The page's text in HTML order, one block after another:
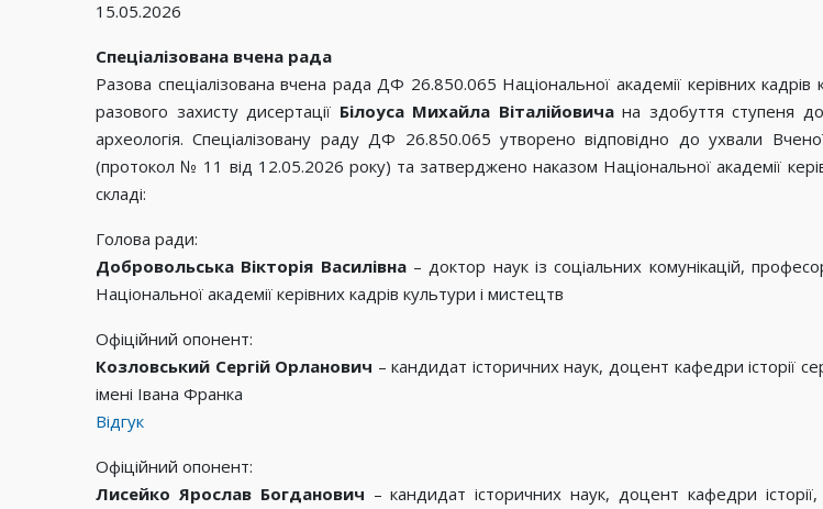
15.05.2026
Спеціалізована вчена рада
Разова спеціалізована вчена рада ДФ 26.850.065 Національної академії керівних
разового захисту дисертації Білоуса Михайла Віталійовичана здобуття ступеня
археологія. Спеціалізовану раду ДФ 26.850.065 утворено відповідно до ухвали
(протокол № 11 від 12.05.2026 року) та затверджено наказом Національної академії
складі:
Голова ради:
Добровольська Вікторія Василівна– доктор наук із соціальних комунікацій,
Національної академії керівних кадрів культури і мистецтв
Офіційний опонент:
Козловський Сергій Орланович – кандидат історичних наук, доцент кафедри історії
імені Івана Франка
Відгук
Офіційний опонент:
Лисейко Ярослав Богданович – кандидат історичних наук, доцент кафедри